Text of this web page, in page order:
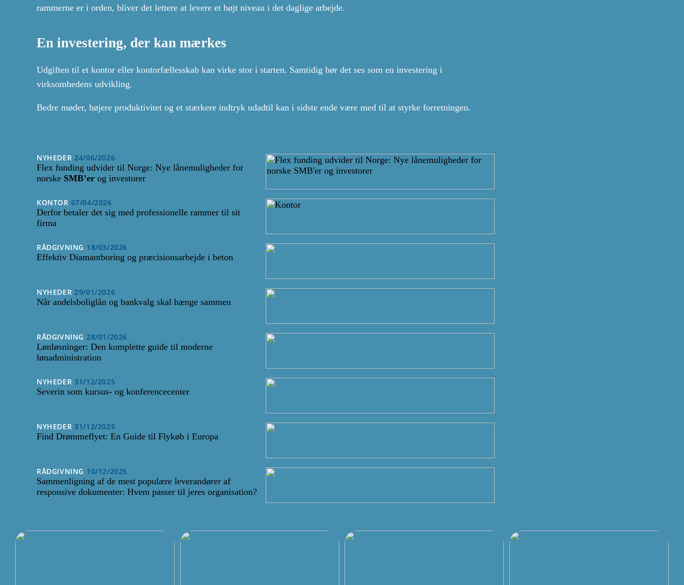
rammerne er i orden, bliver det lettere at levere et højt niveau i det daglige arbejde.
En investering, der kan mærkes
Udgiften til et kontor eller kontorfællesskab kan virke stor i starten. Samtidig bør det ses som en investering i
virksomhedens udvikling.
Bedre møder, højere produktivitet og et stærkere indtryk udadtil kan i sidste ende være med til at styrke forretningen.
NYHEDER 24/06/2026
Flex funding udvider til Norge: Nye lånemuligheder for
norske SMB’er og investorer
KONTOR 07/04/2026
Derfor betaler det sig med professionelle rammer til sit
firma
RÅDGIVNING 18/03/2026
Effektiv Diamantboring og præcisionsarbejde i beton
NYHEDER 29/01/2026
Når andelsboliglån og bankvalg skal hænge sammen
RÅDGIVNING 28/01/2026
Lønløsninger: Den komplette guide til moderne
lønadministration
NYHEDER 31/12/2025
Severin som kursus- og konferencecenter
NYHEDER 31/12/2025
Find Drømmeflyet: En Guide til Flykøb i Europa
RÅDGIVNING 10/12/2025
Sammenligning af de mest populære leverandører af
responsive dokumenter: Hvem passer til jeres organisation?